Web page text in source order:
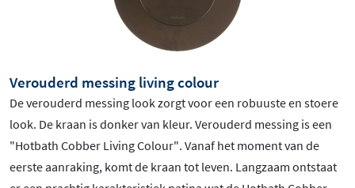
Verouderd messing living colour
De verouderd messing look zorgt voor een robuuste en stoere
look. De kraan is donker van kleur. Verouderd messing is een
"Hotbath Cobber Living Colour". Vanaf het moment van de
eerste aanraking, komt de kraan tot leven. Langzaam ontstaat